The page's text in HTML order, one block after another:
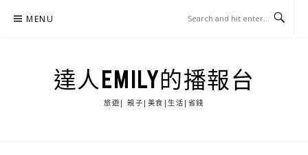
MENU
達人EMILY的播報台
旅遊| 親子|美食|生活|省錢